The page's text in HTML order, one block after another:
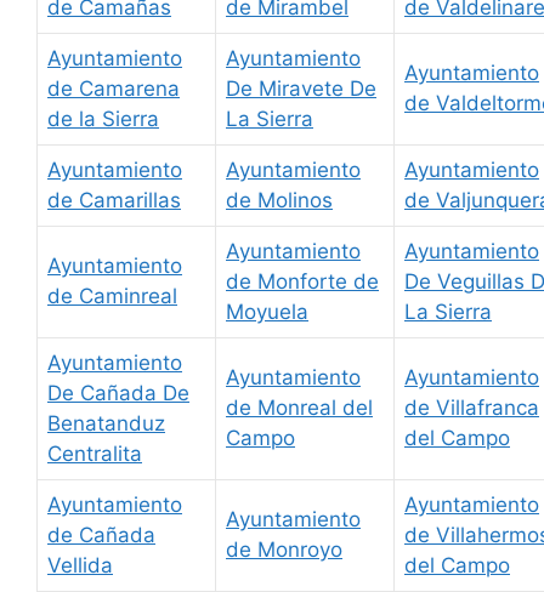
de Camañas de Mirambel de
Ayuntamiento
de Camarena
de la Sierra
Ayuntamiento
De Miravete De
La Sierra
Ayuntamiento
de
Ayuntamiento
de Camarillas
Ayuntamiento
de Molinos
Ayuntamiento
de
Ayuntamiento
de Caminreal
Ayuntamiento
de Monforte de
Moyuela
Ayuntamiento
De Veguillas
La Sierra
Ayuntamiento
De Cañada De
Benatanduz
Centralita
Ayuntamiento
de Monreal del
Campo
Ayuntamiento
de Villafranca
del Campo
Ayuntamiento
de Cañada
Vellida
Ayuntamiento
de Monroyo
Ayuntamiento
de
del Campo